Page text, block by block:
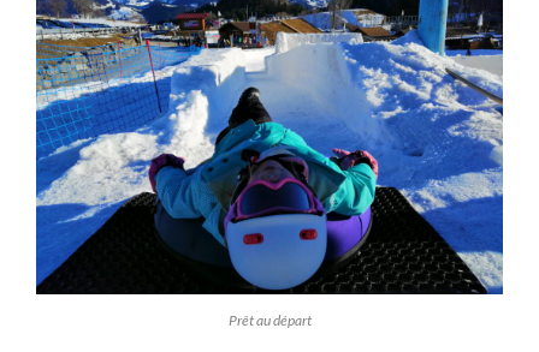
Prêt au départ